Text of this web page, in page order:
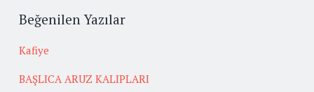
Beğenilen Yazılar
Kafiye
BAŞLICA ARUZ KALIPLARI